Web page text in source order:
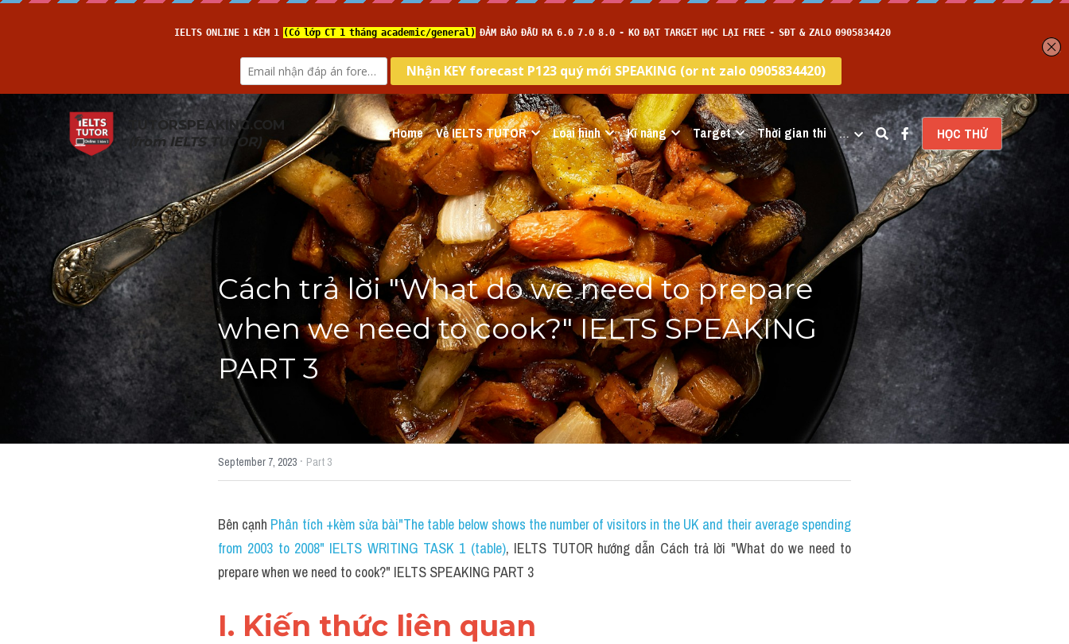
TUTORSPEAKING.COM
(from IELTS TUTOR) Home Về IELTS TUTOR Loại hình Kĩ năng Target Thời gian thi … HỌC THỬ
Cách trả lời "What do we need to prepare
when we need to cook?" IELTS SPEAKING
PART 3
September 7, 2023 · Part 3
Bên cạnh Phân tích +kèm sửa bài"The table below shows the number of visitors in the UK and their average spending
from 2003 to 2008" IELTS WRITING TASK 1 (table), IELTS TUTOR hướng dẫn Cách trả lời "What do we need to
prepare when we need to cook?" IELTS SPEAKING PART 3
I. Kiến thức liên quan